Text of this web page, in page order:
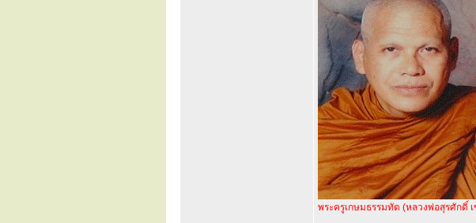
พระครูเกษมธรรมทัต (หลวงพ่อสุรศักดิ์